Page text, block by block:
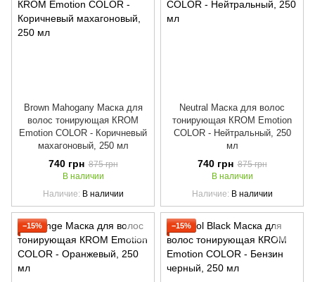
Brown Mahogany Маска для
волос тонирующая КROM
Emotion COLOR - Коричневый
махагоновый, 250 мл
740 грн 875 грн
В наличии
Наличие В наличии
Neutral Маска для волос
тонирующая КROM Emotion
COLOR - Нейтральный, 250
мл
740 грн 875 грн
В наличии
Наличие В наличии
−15% −15%